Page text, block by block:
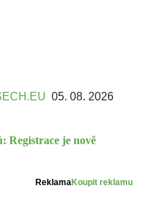
05. 08. 2026
Registrace je nově
ReklamaKoupit reklamu